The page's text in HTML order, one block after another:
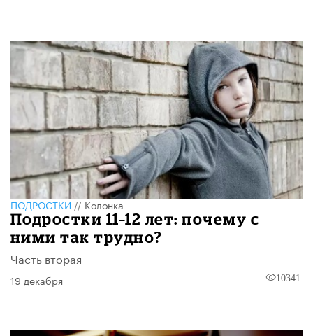
ПОДРОСТКИ//Колонка
Подростки 11–12 лет: почему с
ними так трудно?
Часть вторая
19 декабря 10341